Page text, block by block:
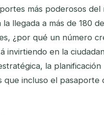
más poderosos del
llegada a más de 180
¿por qué un número
invirtiendo en la
la planificación
que incluso el pasaporte